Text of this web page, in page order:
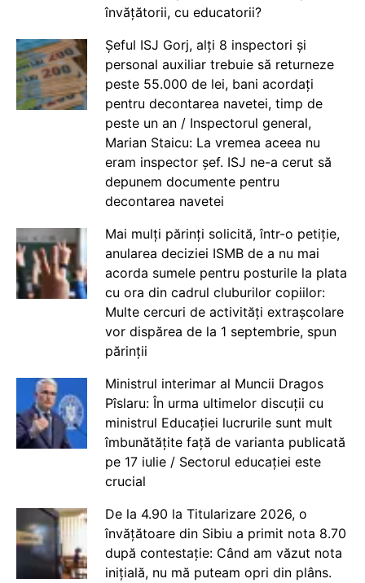
învățătorii, cu educatorii?
Șeful ISJ Gorj, alți 8 inspectori și
personal auxiliar trebuie să returneze
peste 55.000 de lei, bani acordați
pentru decontarea navetei, timp de
peste un an / Inspectorul general,
Marian Staicu: La vremea aceea nu
eram inspector șef. ISJ ne-a cerut să
depunem documente pentru
decontarea navetei
Mai mulți părinți solicită, într-o petiție,
anularea deciziei ISMB de a nu mai
acorda sumele pentru posturile la plata
cu ora din cadrul cluburilor copiilor:
Multe cercuri de activități extrașcolare
vor dispărea de la 1 septembrie, spun
părinții
Ministrul interimar al Muncii Dragos
Pîslaru: În urma ultimelor discuții cu
ministrul Educației lucrurile sunt mult
îmbunătățite față de varianta publicată
pe 17 iulie / Sectorul educației este
crucial
De la 4.90 la Titularizare 2026, o
învățătoare din Sibiu a primit nota 8.70
după contestație: Când am văzut nota
inițială, nu mă puteam opri din plâns.